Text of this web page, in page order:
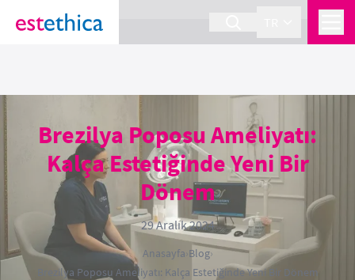
section Service {
Brezilya Poposu Ameliyatı:
Kalça Estetiğinde Yeni Bir
Dönem
29 Aralık 2024
Anasayfa›Blog›
Brezilya Poposu Ameliyatı: Kalça Estetiğinde Yeni Bir Dönem